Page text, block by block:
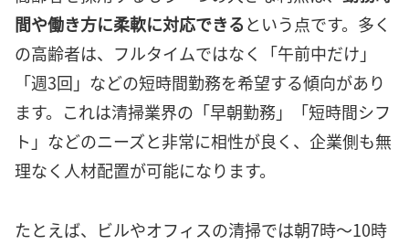
間や働き方に柔軟に対応できるという点です。多く
の高齢者は、フルタイムではなく「午前中だけ」
「週3回」などの短時間勤務を希望する傾向があり
ます。これは清掃業界の「早朝勤務」「短時間シフ
ト」などのニーズと非常に相性が良く、企業側も無
理なく人材配置が可能になります。
たとえば、ビルやオフィスの清掃では朝7時〜10時